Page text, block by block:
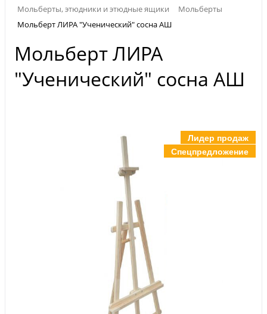
Мольберты, этюдники и этюдные ящики
Мольберты
Мольберт ЛИРА "Ученический" сосна АШ
Мольберт ЛИРА
"Ученический" сосна АШ
Лидер продаж
Спецпредложение